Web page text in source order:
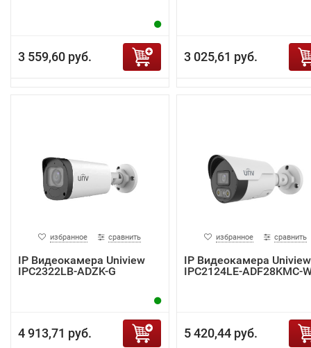
3 559,60 руб. 3 025,61 руб.
избранное сравнить
IP Видеокамера Uniview
IPC2322LB-ADZK-G
4 913,71 руб.
избранное сравнить
IP Видеокамера Uniview
IPC2124LE-ADF28KMC-
5 420,44 руб.